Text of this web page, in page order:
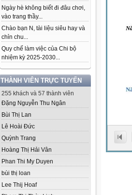
Ngày hè không biết đi đâu chơi,
vào trang thầy...
Chào bạn N, tài liệu siêu hay và
chỉn chu...
Quy chế làm việc của Chi bộ
nhiệm kỳ 2025-2030...
THÀNH VIÊN TRỰC TUYẾN
255 khách và 57 thành viên
Đặng Nguyễn Thu Ngân
Bùi Thị Lan
Lê Hoài Đức
Quỳnh Trang
Hoàng Thị Hải Vân
Phan Thi My Duyen
bùi thị loan
Lee Thij Hoaf